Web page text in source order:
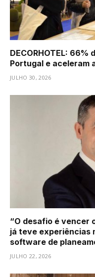
DECORHOTEL:
Portugal e aceleram
JULHO 30, 2026
“O desafio é vencer
já teve experiências
software de
JULHO 22, 2026